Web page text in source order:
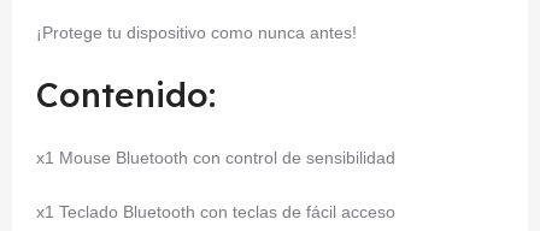
¡Protege tu dispositivo como nunca antes!
Contenido:
x1 Mouse Bluetooth con control de sensibilidad
x1 Teclado Bluetooth con teclas de fácil acceso